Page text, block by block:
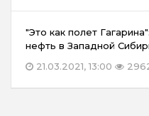
"Это как полет
нефть в Западной
21.03.2021, 13:00